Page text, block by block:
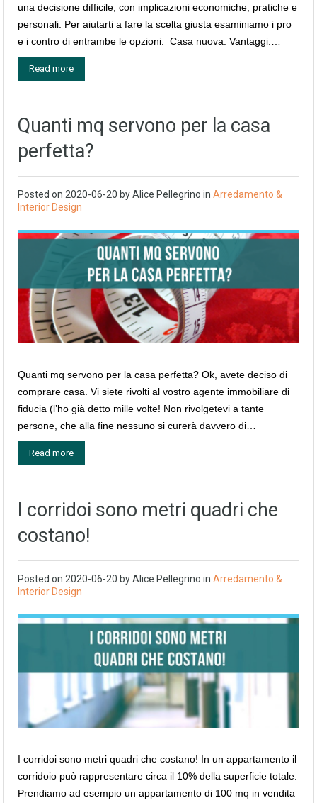
una decisione difficile, con implicazioni economiche, pratiche e
personali. Per aiutarti a fare la scelta giusta esaminiamo i pro
e i contro di entrambe le opzioni: Casa nuova: Vantaggi:…
Read more
Quanti mq servono per la casa
perfetta?
Posted on 2020-06-20 byAlice Pellegrino in Arredamento &
Interior Design
Quanti mq servono per la casa perfetta? Ok, avete deciso di
comprare casa. Vi siete rivolti al vostro agente immobiliare di
fiducia (l’ho già detto mille volte! Non rivolgetevi a tante
persone, che alla fine nessuno si curerà davvero di…
Read more
I corridoi sono metri quadri che
costano!
Posted on 2020-06-20 byAlice Pellegrino in Arredamento &
Interior Design
I corridoi sono metri quadri che costano! In un appartamento il
corridoio può rappresentare circa il 10% della superficie totale.
Prendiamo ad esempio un appartamento di 100 mq in vendita